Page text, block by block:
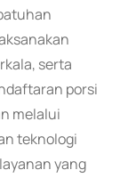
serta
porsi
melalui
teknologi
yang